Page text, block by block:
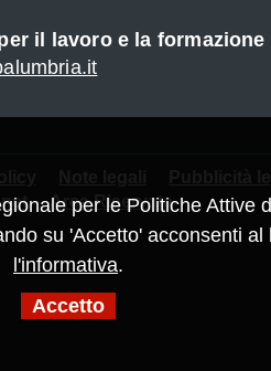
il lavoro e la formazione
Area Riservata
per le Politiche
su 'Accetto' acconsenti
l'informativa.
Accetto